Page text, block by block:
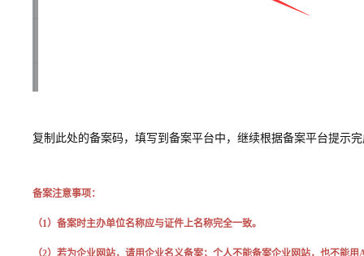
复制此处的备案码，填写到备案平台中，继续根据备案平台提示
备案注意事项：
（1） 备案时主办单位名称应与证件上名称完全一致。
（2） 若为企业网站，请用企业名义备案；个人不能备案企业网站，也不能